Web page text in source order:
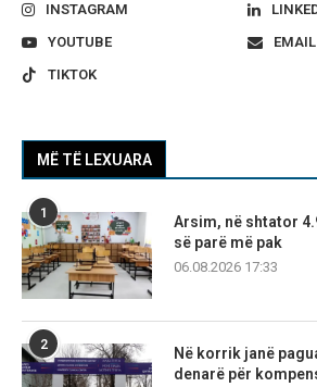
INSTAGRAM
YOUTUBE
EMAIL
TIKTOK
MË TË LEXUARA
1
Arsim, në shtator
së parë më pak
06.08.2026 17:33
2
Në korrik janë
denarë për